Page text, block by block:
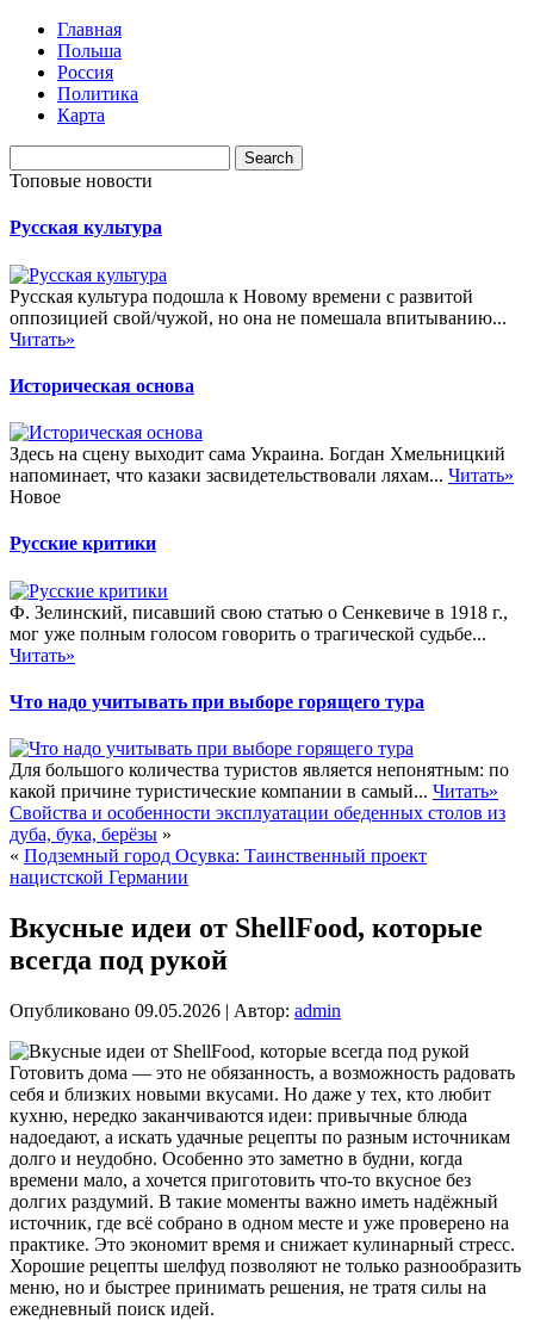
Главная
Польша
Россия
Политика
Карта
Топовые новости
Русская культура
Русская культура подошла к Новому времени с развитой
оппозицией свой/чужой, но она не помешала впитыванию...
Читать»
Историческая основа
Здесь на сцену выходит сама Украина. Богдан Хмельницкий
напоминает, что казаки засвидетельствовали ляхам... Читать»
Новое
Русские критики
Ф. Зелинский, писавший свою статью о Сенкевиче в 1918 г.,
мог уже полным голосом говорить о трагической судьбе...
Читать»
Что надо учитывать при выборе горящего тура
Для большого количества туристов является непонятным: по
какой причине туристические компании в самый... Читать»
Свойства и особенности эксплуатации обеденных столов из
дуба, бука, берёзы »
« Подземный город Осувка: Таинственный проект
нацистской Германии
Вкусные идеи от ShellFood, которые
всегда под рукой
Опубликовано 09.05.2026 | Автор: admin
Готовить дома — это не обязанность, а возможность радовать
себя и близких новыми вкусами. Но даже у тех, кто любит
кухню, нередко заканчиваются идеи: привычные блюда
надоедают, а искать удачные рецепты по разным источникам
долго и неудобно. Особенно это заметно в будни, когда
времени мало, а хочется приготовить что-то вкусное без
долгих раздумий. В такие моменты важно иметь надёжный
источник, где всё собрано в одном месте и уже проверено на
практике. Это экономит время и снижает кулинарный стресс.
Хорошие рецепты шелфуд позволяют не только разнообразить
меню, но и быстрее принимать решения, не тратя силы на
ежедневный поиск идей.